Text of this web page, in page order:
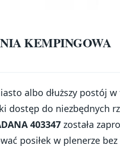
KEMPINGOWA
albo dłuższy postój w
dostęp do niezbędnych
403347 została
posiłek w plenerze bez